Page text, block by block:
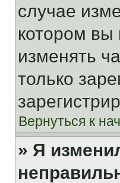
случае
котором вы
изменять
только
Вернуться к
» Я